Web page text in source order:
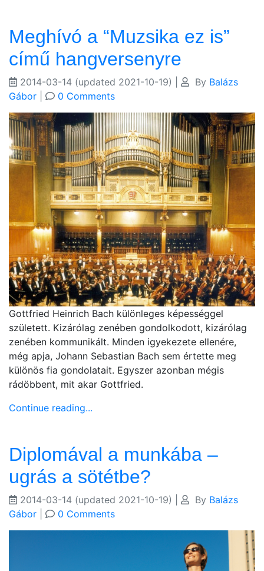
Meghívó a “Muzsika ez is”
című hangversenyre
2014-03-14 (updated 2021-10-19) By Balázs
Gábor
0 Comments
Gottfried Heinrich Bach különleges képességgel
született. Kizárólag zenében gondolkodott, kizárólag
zenében kommunikált. Minden igyekezete ellenére,
még apja, Johann Sebastian Bach sem értette meg
különös fia gondolatait. Egyszer azonban mégis
rádöbbent, mit akar Gottfried.
Continue reading...
Diplomával a munkába –
ugrás a sötétbe?
2014-03-14 (updated 2021-10-19) By Balázs
Gábor
0 Comments